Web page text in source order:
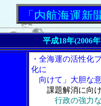
航海運新聞」ニ
平成18年(2006
・全海運の活性化
化に
向けて」大胆な
課題解消に向
行政の強力